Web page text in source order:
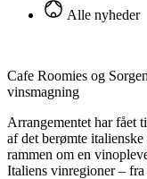
Alle nyheder
Cafe Roomies og
vinsmagning
Arrangementet har fået
af det berømte
rammen om en
Italiens vinregioner –